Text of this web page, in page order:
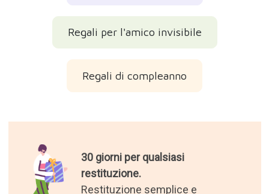
Regali per l'amico invisibile
Regali di compleanno
30 giorni per qualsiasi
restituzione.
Restituzione semplice e